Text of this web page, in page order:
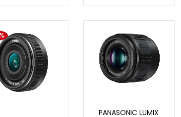
PANASONIC LUMIX